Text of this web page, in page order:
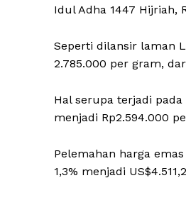
Idul Adha 1447 Hijriah,
Seperti dilansir laman
2.785.000 per gram,
Hal serupa terjadi
menjadi Rp2.594.000
Pelemahan harga
1,3% menjadi